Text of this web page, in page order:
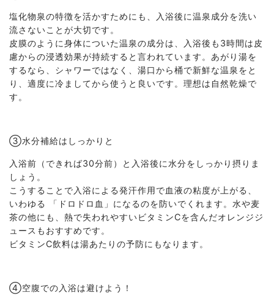
塩化物泉の特徴を活かすためにも、入浴後に温泉成分を洗い
流さないことが大切です。
皮膜のように身体についた温泉の成分は、入浴後も3時間は皮
慮からの浸透効果が持続すると言われています。あがり湯を
するなら、シャワーではなく、湯口から桶で新鮮な温泉をと
り、適度に冷ましてから使うと良いです。理想は自然乾燥で
す。
③水分補給はしっかりと
入浴前（できれば30分前）と入浴後に水分をしっかり摂りま
しょう。
こうすることで入浴による発汗作用で血液の粘度が上がる、
いわゆる 「ドロドロ血」になるのを防いでくれます。水や麦
茶の他にも、熱で失われやすいビタミンCを含んだオレンジジ
ュースもおすすめです。
ビタミンC飲料は湯あたりの予防にもなります。
④空腹での入浴は避けよう！